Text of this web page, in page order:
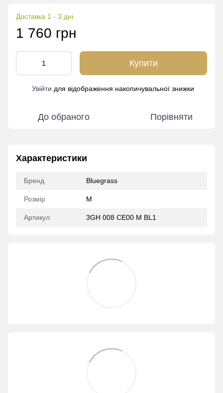
Доставка 1 - 3 дні
1 760 грн
Купити
Увійти для відображення накопичувальної знижки
До обраного Порівняти
Характеристики
Бренд Bluegrass
Розмір M
Артикул 3GH 008 CE00 M BL1